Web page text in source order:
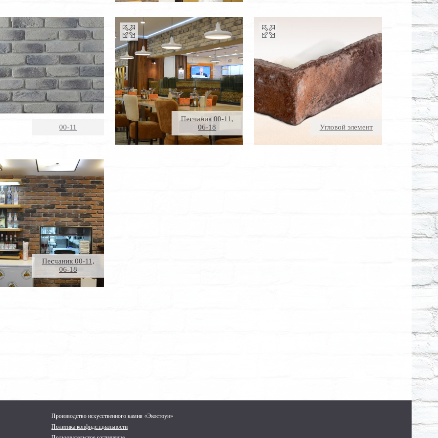
00-11
Песчаник 00-11,
06-18
Угловой элемент
Песчаник 00-11,
06-18
Производство искусственного камня «Экостоун»
Политика конфиденциальности